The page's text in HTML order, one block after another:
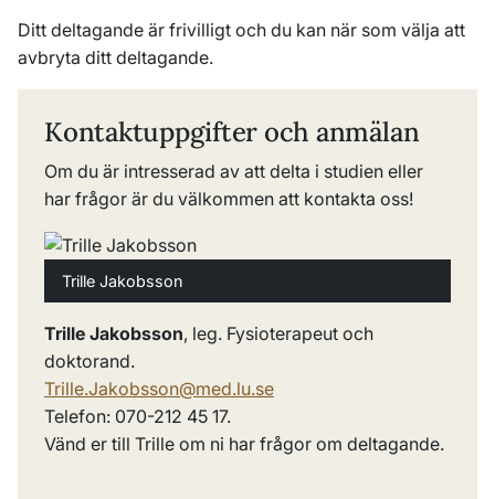
Ditt deltagande är frivilligt och du kan när som välja att
avbryta ditt deltagande.
Kontaktuppgifter och anmälan
Om du är intresserad av att delta i studien eller
har frågor är du välkommen att kontakta oss!
Trille Jakobsson
Trille Jakobsson, leg. Fysioterapeut och
doktorand.
Trille.Jakobsson@med.lu.se
Telefon: 070-212 45 17.
Vänd er till Trille om ni har frågor om deltagande.